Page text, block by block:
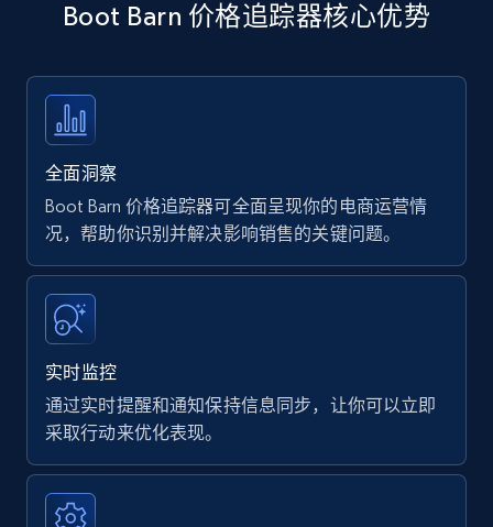
Boot Barn 价格追踪器核心优势
全面洞察
Boot Barn 价格追踪器可全面呈现你的电商运营情
况，帮助你识别并解决影响销售的关键问题。
实时监控
通过实时提醒和通知保持信息同步，让你可以立即
采取行动来优化表现。